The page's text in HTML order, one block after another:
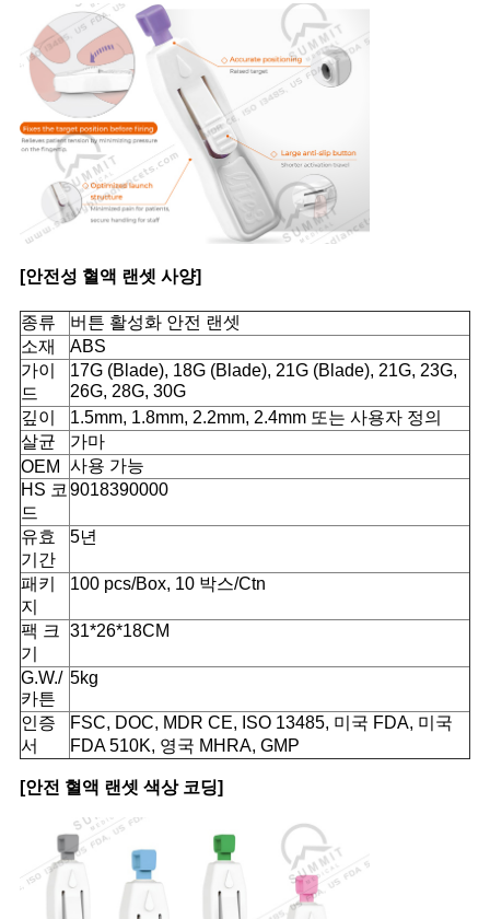
이
맵
PRIVACY
POLICY
[안전성 혈액 랜셋 사양]
종류
버튼 활성화 안전 랜셋
소재
ABS
가이
드
17G (Blade), 18G (Blade), 21G (Blade), 21G, 23G,
26G, 28G, 30G
깊이
1.5mm, 1.8mm, 2.2mm, 2.4mm 또는 사용자 정의
살균
가마
OEM
사용 가능
HS 코
드
9018390000
유효
기간
5년
패키
지
100 pcs/Box, 10 박스/Ctn
팩 크
기
31*26*18CM
G.W./
카튼
5kg
인증
서
FSC, DOC, MDR CE, ISO 13485, 미국 FDA, 미국
FDA 510K, 영국 MHRA, GMP
[안전 혈액 랜셋 색상 코딩]